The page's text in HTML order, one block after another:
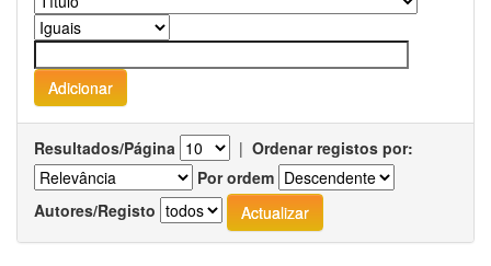
Resultados/Página | Ordenar registos por:
Por ordem
Autores/Registo